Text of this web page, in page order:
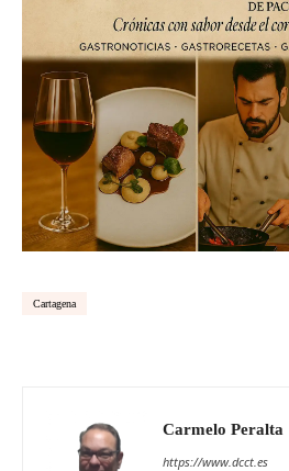
Cartagena
Carmelo Peralta
https://www.dcct.es